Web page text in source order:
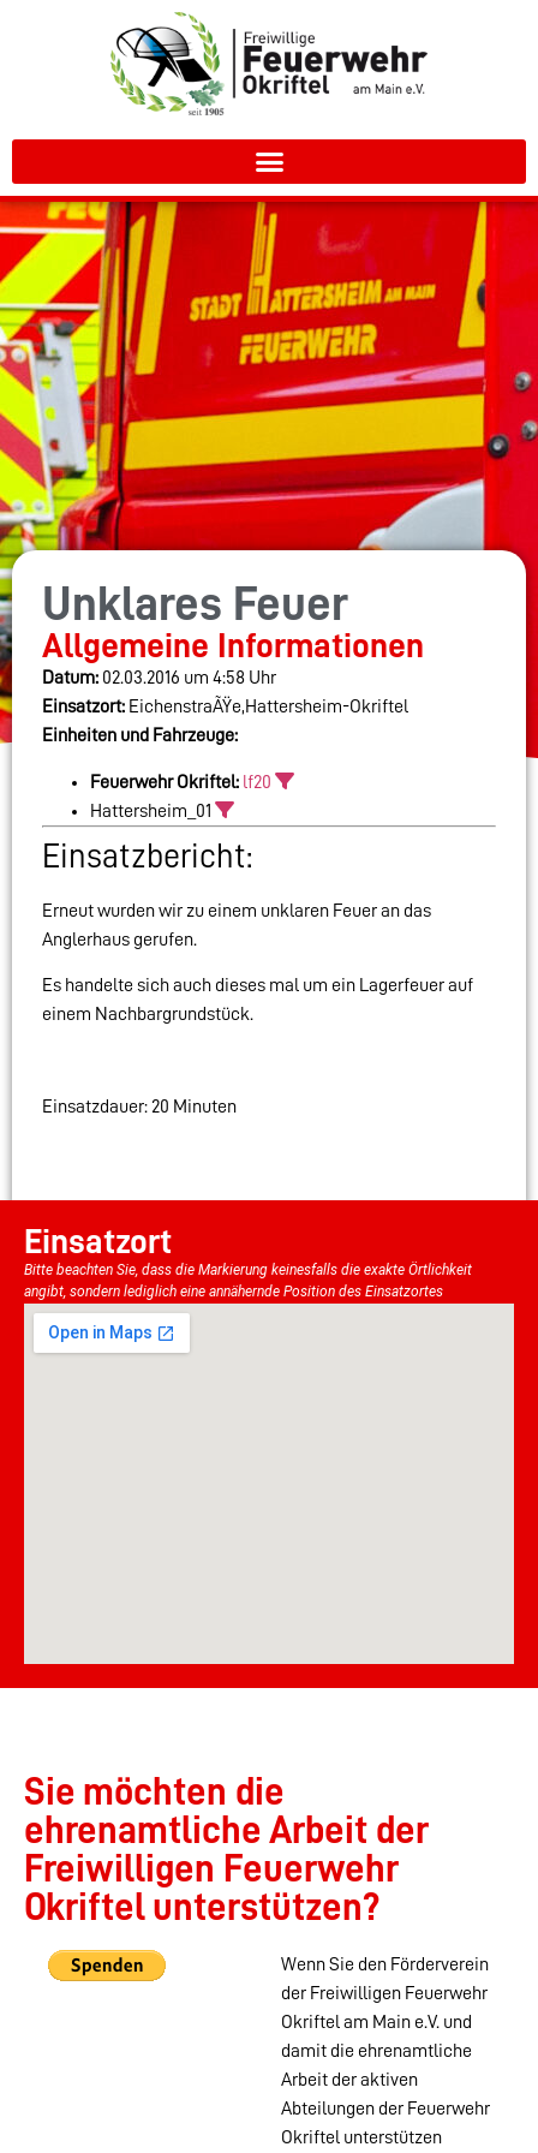
Unklares Feuer
Allgemeine Informationen
Datum: 02.03.2016 um 4:58 Uhr
Einsatzort: EichenstraÃŸe,Hattersheim-Okriftel
Einheiten und Fahrzeuge:
Feuerwehr Okriftel: lf20
Hattersheim_01
Einsatzbericht:
Erneut wurden wir zu einem unklaren Feuer an das
Anglerhaus gerufen.
Es handelte sich auch dieses mal um ein Lagerfeuer auf
einem Nachbargrundstück.
Einsatzdauer: 20 Minuten
Einsatzort
Bitte beachten Sie, dass die Markierung keinesfalls die exakte Örtlichkeit
angibt, sondern lediglich eine annähernde Position des Einsatzortes
Sie möchten die
ehrenamtliche Arbeit der
Freiwilligen Feuerwehr
Okriftel unterstützen?
Wenn Sie den Förderverein
der Freiwilligen Feuerwehr
Okriftel am Main e.V. und
damit die ehrenamtliche
Arbeit der aktiven
Abteilungen der Feuerwehr
Okriftel unterstützen